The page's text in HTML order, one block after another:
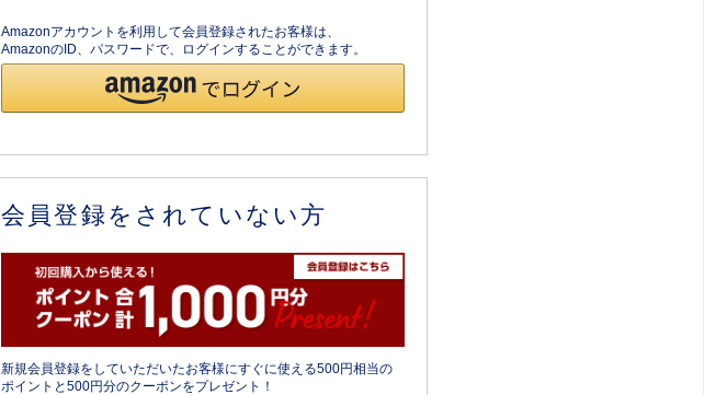
Amazonアカウントを利用して会員登録されたお客様は、
AmazonのID、パスワードで、ログインすることができます。
会員登録をされていない方
新規会員登録をしていただいたお客様にすぐに使える500円相当の
ポイントと500円分のクーポンをプレゼント！